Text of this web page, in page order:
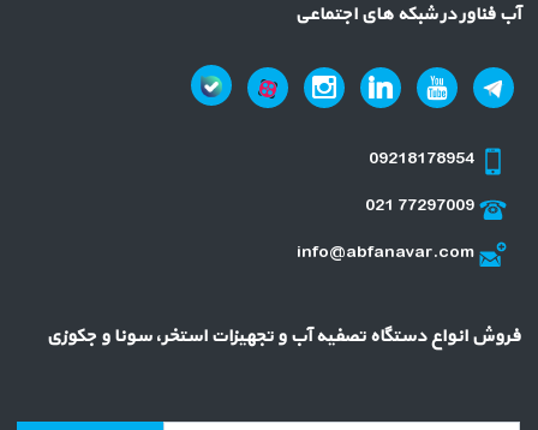
آب فناور در شبکه های اجتماعی
09218178954
021 77297009
info@abfanavar.com
فروش انواع دستگاه تصفیه آب و تجهیزات استخر، سونا و جکوزی